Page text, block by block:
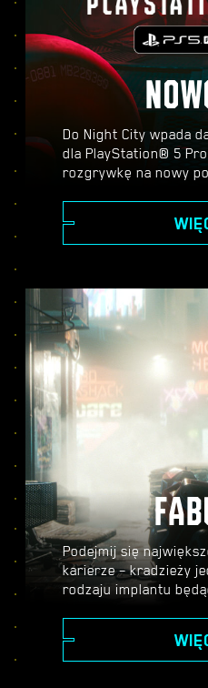
Do Night City wpada
dla PlayStation® 5
rozgrywkę na nowy
wyższej liczbie klatek
tylko. Wybierz jeden
Ray Tracing Pro — i
Cyberpunk 2077 na
zaoferowania.
Podejmij się
karierze – kradzieży
rodzaju implantu
historię kształtują
różne zadania, by